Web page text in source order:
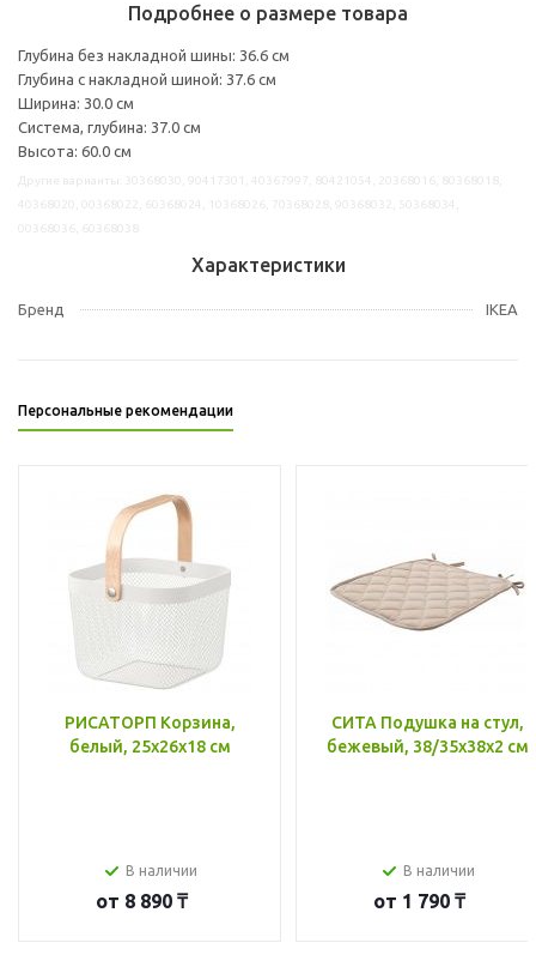
Подробнее о размере товара
Глубина без накладной шины: 36.6 см
Глубина с накладной шиной: 37.6 см
Ширина: 30.0 см
Система, глубина: 37.0 см
Высота: 60.0 см
Характеристики
Бренд IKEA
Персональные рекомендации
РИСАТОРП Корзина,
белый, 25x26x18 см
В наличии
от 8 890 ₸
СИТА Подушка на стул,
бежевый, 38/35x38x2 см
В наличии
от 1 790 ₸